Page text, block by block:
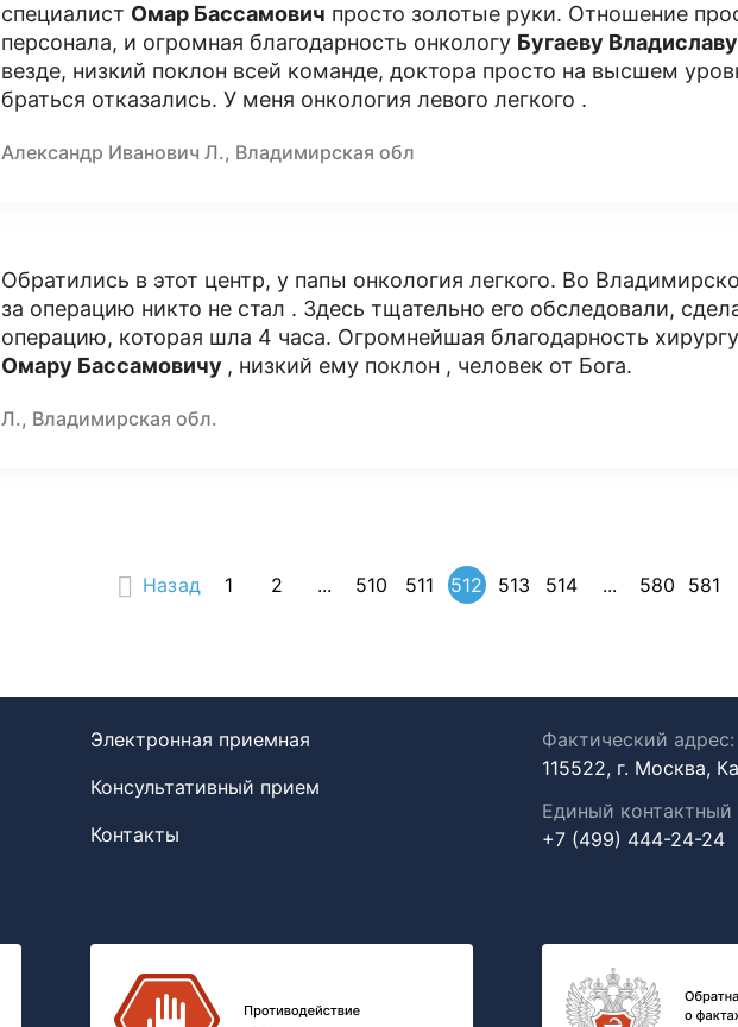
специалист Омар Бассамович просто золотые руки. Отношение
персонала, и огромная благодарность онкологу Бугаеву
везде, низкий поклон всей команде, доктора просто на высшем
браться отказались. У меня онкология левого легкого .
Александр Иванович Л., Владимирская обл
Обратились в этот центр, у папы онкология легкого. Во
за операцию никто не стал . Здесь тщательно его обследовали,
операцию, которая шла 4 часа. Огромнейшая благодарность хирургу
Омару Бассамовичу , низкий ему поклон , человек от Бога.
Л., Владимирская обл.
Назад 1 2 ... 510 511 512 513 514 ... 580 581
Электронная приемная
Консультативный прием
Контакты
Фактический адрес:
115522, г. Москва,
Единый контактный
+7 (499) 444-24-24